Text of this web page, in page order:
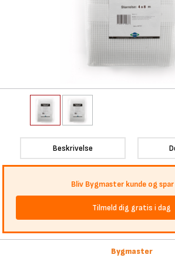
Beskrivelse
Bliv Bygmaster kunde og
Tilmeld dig gratis i dag
Bygmaster